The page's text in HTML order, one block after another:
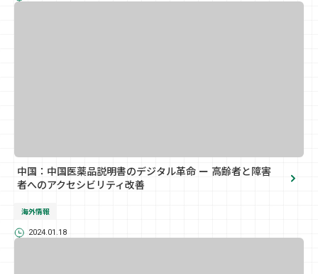
中国：中国医薬品説明書のデジタル革命 ー 高齢者と障害
者へのアクセシビリティ改善
海外情報
2024.01.18